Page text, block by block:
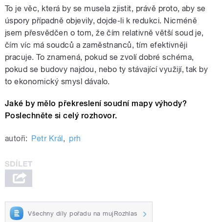
To je věc, která by se musela zjistit, právě proto, aby se
úspory případně objevily, dojde-li k redukci. Nicméně
jsem přesvědčen o tom, že čím relativně větší soud je,
čím víc má soudců a zaměstnanců, tím efektivněji
pracuje. To znamená, pokud se zvolí dobré schéma,
pokud se budovy najdou, nebo ty stávající využijí, tak by
to ekonomický smysl dávalo.
Jaké by mělo překreslení soudní mapy výhody?
Poslechněte si celý rozhovor.
autoři: Petr Král, prh
Všechny díly pořadu na mujRozhlas